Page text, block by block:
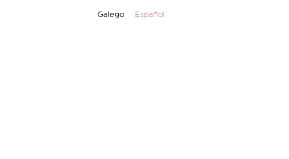
Galego Español